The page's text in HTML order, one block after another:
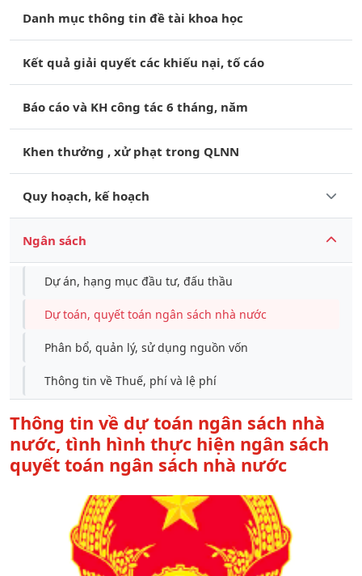
Danh mục thông tin đề tài khoa học
Kết quả giải quyết các khiếu nại, tố cáo
Báo cáo và KH công tác 6 tháng, năm
Khen thưởng , xử phạt trong QLNN
Quy hoạch, kế hoạch
Ngân sách
Dự án, hạng mục đầu tư, đấu thầu
Dự toán, quyết toán ngân sách nhà nước
Phân bổ, quản lý, sử dụng nguồn vốn
Thông tin về Thuế, phí và lệ phí
Thông tin về dự toán ngân sách nhà
nước, tình hình thực hiện ngân sách
quyết toán ngân sách nhà nước